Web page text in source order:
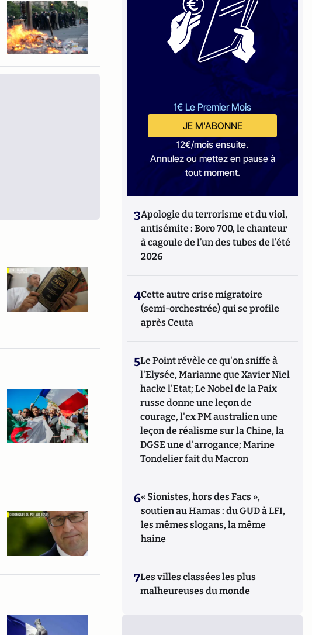
1€ Le Premier Mois
JE M'ABONNE
12€/mois ensuite.
Annulez ou mettez en pause à
tout moment.
3Apologie du terrorisme et du viol,
antisémite : Boro 700, le chanteur
à cagoule de l’un des tubes de l’été
2026
4Cette autre crise migratoire
(semi-orchestrée) qui se profile
après Ceuta
5Le Point révèle ce qu'on sniffe à
l'Elysée, Marianne que Xavier Niel
hacke l'Etat; Le Nobel de la Paix
russe donne une leçon de
courage, l'ex PM australien une
leçon de réalisme sur la Chine, la
DGSE une d'arrogance; Marine
Tondelier fait du Macron
6« Sionistes, hors des Facs »,
soutien au Hamas : du GUD à LFI,
les mêmes slogans, la même
haine
7Les villes classées les plus
malheureuses du monde